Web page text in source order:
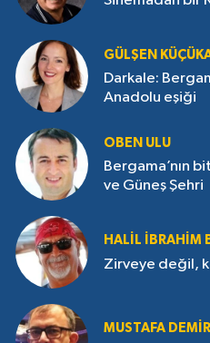
GÜLŞEN
Darkale:
Anadolu eşiği
OBEN ULU
Bergama’nın
ve Güneş Şehri
HALIL İBRAHIM
Zirveye değil,
MUSTAFA